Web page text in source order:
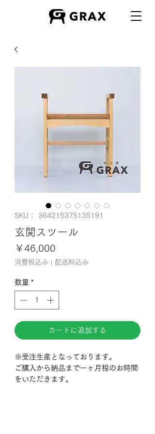
SKU： 364215375135191
玄関スツール
￥46,000
格
消費税込み 配送料込み
数量 *
カートに追加する
※受注生産となっております。
ご購入から納品まで一ヶ月程のお時間
をいただきます。